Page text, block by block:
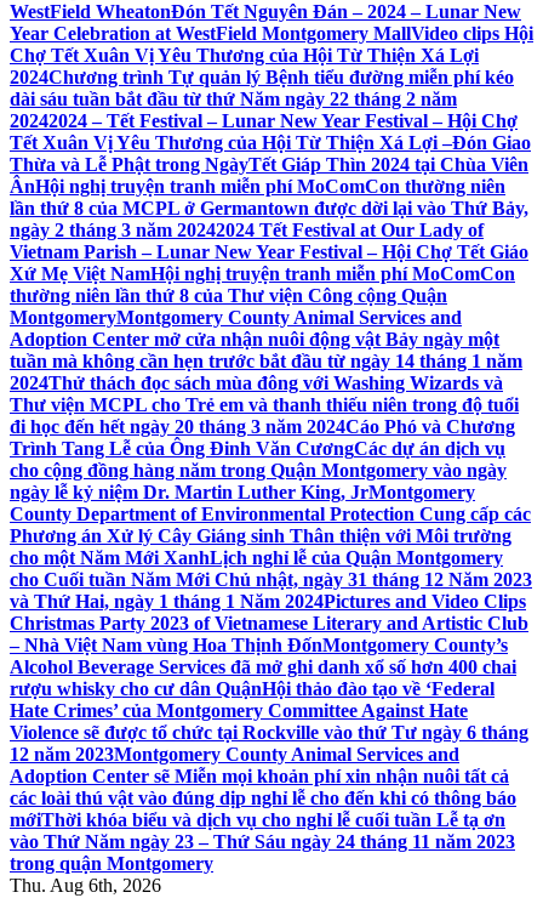
WestField WheatonĐón Tết Nguyên Đán – 2024 – Lunar New
Year Celebration at WestField Montgomery MallVideo clips Hội
Chợ Tết Xuân Vị Yêu Thương của Hội Từ Thiện Xá Lợi
2024Chương trình Tự quản lý Bệnh tiểu đường miễn phí kéo
dài sáu tuần bắt đầu từ thứ Năm ngày 22 tháng 2 năm
20242024 – Tết Festival – Lunar New Year Festival – Hội Chợ
Tết Xuân Vị Yêu Thương của Hội Từ Thiện Xá Lợi –Đón Giao
Thừa và Lễ Phật trong NgàyTết Giáp Thìn 2024 tại Chùa Viên
ÂnHội nghị truyện tranh miễn phí MoComCon thường niên
lần thứ 8 của MCPL ở Germantown được dời lại vào Thứ Bảy,
ngày 2 tháng 3 năm 20242024 Tết Festival at Our Lady of
Vietnam Parish – Lunar New Year Festival – Hội Chợ Tết Giáo
Xứ Mẹ Việt NamHội nghị truyện tranh miễn phí MoComCon
thường niên lần thứ 8 của Thư viện Công cộng Quận
MontgomeryMontgomery County Animal Services and
Adoption Center mở cửa nhận nuôi động vật Bảy ngày một
tuần mà không cần hẹn trước bắt đầu từ ngày 14 tháng 1 năm
2024Thử thách đọc sách mùa đông với Washing Wizards và
Thư viện MCPL cho Trẻ em và thanh thiếu niên trong độ tuổi
đi học đến hết ngày 20 tháng 3 năm 2024Cáo Phó và Chương
Trình Tang Lễ của Ông Đinh Văn CươngCác dự án dịch vụ
cho cộng đồng hàng năm trong Quận Montgomery vào ngày
ngày lễ kỷ niệm Dr. Martin Luther King, JrMontgomery
County Department of Environmental Protection Cung cấp các
Phương án Xử lý Cây Giáng sinh Thân thiện với Môi trường
cho một Năm Mới XanhLịch nghỉ lễ của Quận Montgomery
cho Cuối tuần Năm Mới Chủ nhật, ngày 31 tháng 12 Năm 2023
và Thứ Hai, ngày 1 tháng 1 Năm 2024Pictures and Video Clips
Christmas Party 2023 of Vietnamese Literary and Artistic Club
– Nhà Việt Nam vùng Hoa Thịnh ĐốnMontgomery County’s
Alcohol Beverage Services đã mở ghi danh xổ số hơn 400 chai
rượu whisky cho cư dân QuậnHội thảo đào tạo về ‘Federal
Hate Crimes’ của Montgomery Committee Against Hate
Violence sẽ được tổ chức tại Rockville vào thứ Tư ngày 6 tháng
12 năm 2023Montgomery County Animal Services and
Adoption Center sẽ Miễn mọi khoản phí xin nhận nuôi tất cả
các loài thú vật vào đúng dịp nghỉ lễ cho đến khi có thông báo
mớiThời khóa biểu và dịch vụ cho nghỉ lễ cuối tuần Lễ tạ ơn
vào Thứ Năm ngày 23 – Thứ Sáu ngày 24 tháng 11 năm 2023
trong quận Montgomery
Thu. Aug 6th, 2026